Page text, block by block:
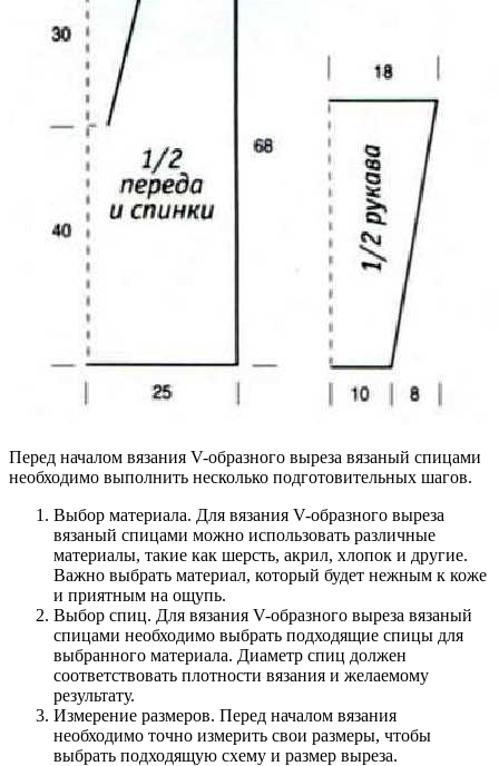
Перед началом вязания V-образного выреза вязаный спицами
необходимо выполнить несколько подготовительных шагов.
Выбор материала. Для вязания V-образного выреза
вязаный спицами можно использовать различные
материалы, такие как шерсть, акрил, хлопок и другие.
Важно выбрать материал, который будет нежным к коже
и приятным на ощупь.
Выбор спиц. Для вязания V-образного выреза вязаный
спицами необходимо выбрать подходящие спицы для
выбранного материала. Диаметр спиц должен
соответствовать плотности вязания и желаемому
результату.
Измерение размеров. Перед началом вязания
необходимо точно измерить свои размеры, чтобы
выбрать подходящую схему и размер выреза.